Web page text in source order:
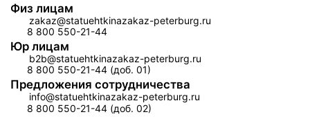
Физ лицам
zakaz@statuehtkinazakaz-peterburg.ru
8 800 550-21-44
Юр лицам
b2b@statuehtkinazakaz-peterburg.ru
8 800 550-21-44 (доб. 01)
Предложения сотрудничества
info@statuehtkinazakaz-peterburg.ru
8 800 550-21-44 (доб. 02)